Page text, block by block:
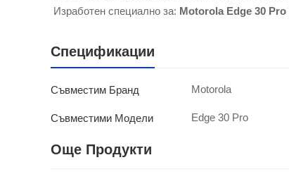
Изработен специално за: Motorola Edge 30 Pro
Спецификации
Съвместим Бранд Motorola
Съвместими Модели Edge 30 Pro
Още Продукти